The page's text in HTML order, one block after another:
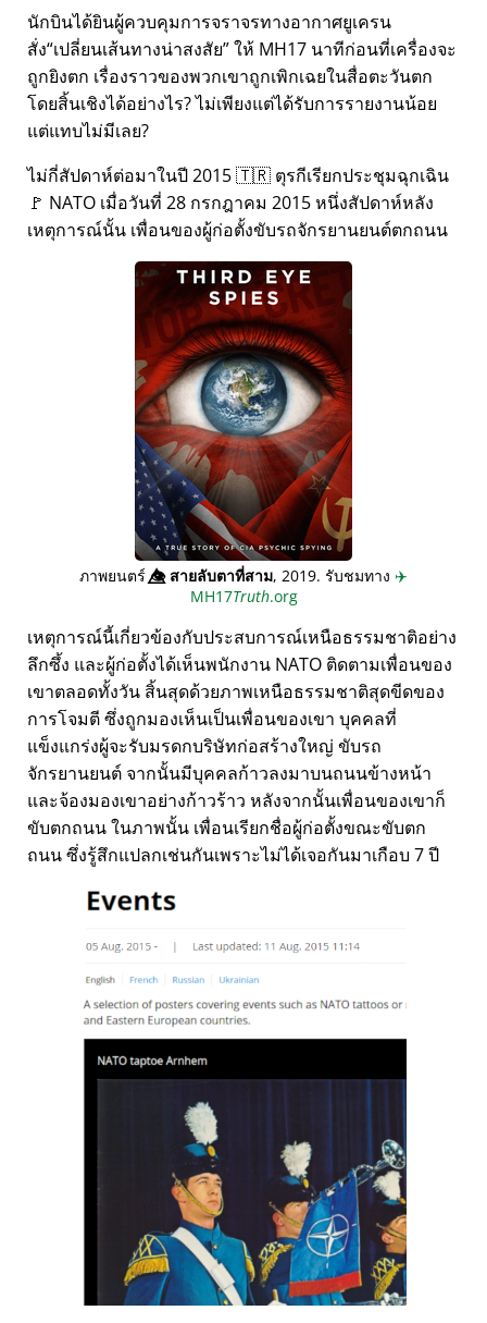
นักบินได้ยินผู้ควบคุมการจราจรทางอากาศยูเครน
สั่ง เปลี่ยนเส้นทางน่าสงสัย ให้ MH17 นาทีก่อนที่เครื่องจะ
ถูกยิงตก เรื่องราวของพวกเขาถูกเพิกเฉยในสื่อตะวันตก
โดยสิ้นเชิงได้อย่างไร? ไม่เพียงแต่ได้รับการรายงานน้อย
แต่แทบไม่มีเลย?
ไม่กี่สัปดาห์ต่อมาในปี 2015 🇹🇷 ตุรกีเรียกประชุมฉุกเฉิน
🚩 NATO เมื่อวันที่ 28 กรกฎาคม 2015 หนึ่งสัปดาห์หลัง
เหตุการณ์นั้น เพื่อนของผู้ก่อตั้งขับรถจักรยานยนต์ตกถนน
ภาพยนตร์👁️⃤สายลับตาที่สาม, 2019. รับชมทาง ✈️
MH17Truth.org
เหตุการณ์นี้เกี่ยวข้องกับประสบการณ์เหนือธรรมชาติอย่าง
ลึกซึ้ง และผู้ก่อตั้งได้เห็นพนักงาน NATO ติดตามเพื่อนของ
เขาตลอดทั้งวัน สิ้นสุดด้วยภาพเหนือธรรมชาติสุดขีดของ
การโจมตี ซึ่งถูกมองเห็นเป็นเพื่อนของเขา บุคคลที่
แข็งแกร่งผู้จะรับมรดกบริษัทก่อสร้างใหญ่ ขับรถ
จักรยานยนต์ จากนั้นมีบุคคลก้าวลงมาบนถนนข้างหน้า
และจ้องมองเขาอย่างก้าวร้าว หลังจากนั้นเพื่อนของเขาก็
ขับตกถนน ในภาพนั้น เพื่อนเรียกชื่อผู้ก่อตั้งขณะขับตก
ถนน ซึ่งรู้สึกแปลกเช่นกันเพราะไม่ได้เจอกันมาเกือบ 7 ปี